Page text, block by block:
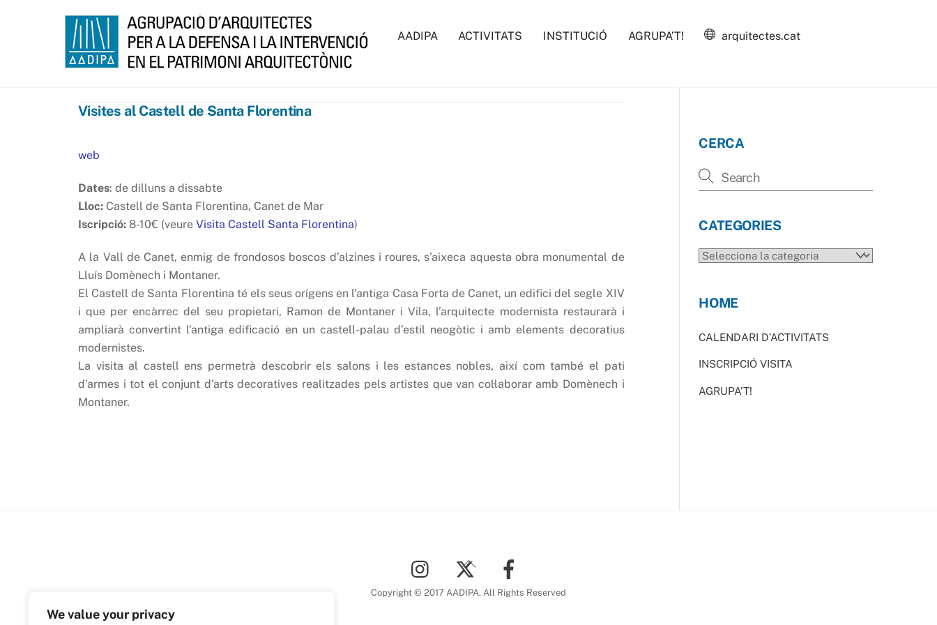
We value your privacy
AADIPA ACTIVITATS INSTITUCIÓ AGRUPA’T! arquitectes.cat
Visites al Castell de Santa Florentina
web
Dates: de dilluns a dissabte
Lloc: Castell de Santa Florentina, Canet de Mar
Iscripció: 8-10€ (veure Visita Castell Santa Florentina)
A la Vall de Canet, enmig de frondosos boscos d’alzines i roures, s’aixeca aquesta obra monumental de
Lluís Domènech i Montaner.
El Castell de Santa Florentina té els seus orígens en l’antiga Casa Forta de Canet, un edifici del segle XIV
i que per encàrrec del seu propietari, Ramon de Montaner i Vila, l’arquitecte modernista restaurarà i
ampliarà convertint l’antiga edificació en un castell-palau d’estil neogòtic i amb elements decoratius
modernistes.
La visita al castell ens permetrà descobrir els salons i les estances nobles, així com també el pati
d’armes i tot el conjunt d’arts decoratives realitzades pels artistes que van col·laborar amb Domènech i
Montaner.
CERCA
CATEGORIES
CATEGORIES
HOME
CALENDARI D’ACTIVITATS
INSCRIPCIÓ VISITA
AGRUPA’T!
To
Top
Copyright © 2017 AADIPA. All Rights Reserved